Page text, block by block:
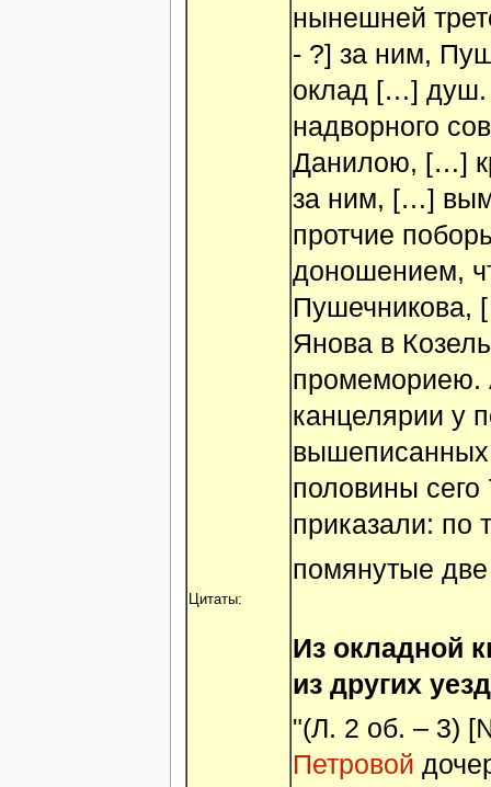
Цитаты:
нынешней
- ?] за ним,
оклад […]
надворного
Данилою, […]
за ним, […]
протчие
доношением,
Пушечникова,
Янова в
промемориею.
канцелярии у
половины
приказали: по
помянутые
Из окладной
из других
"(Л. 2 об. – 3)
Петровой